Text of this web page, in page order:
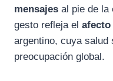
mensajes al pie de la
gesto refleja el
argentino, cuya salud
preocupación global.